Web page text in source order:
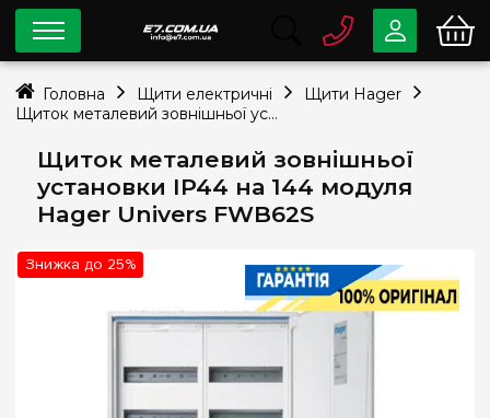
Щиток металевий зовнішньої
установки IP44 на 144 модуля
Hager Univers FWB62S
Знижка до 25%
0 80033-63-07
Безкоштовно
info@e7.com.ua
044334-79-78
Viber Telegram
Головна Щити електричні
Щити Hager
Щиток металевий зовнішньої установки IP44 на 144 модуля Hager Univers FWB62S